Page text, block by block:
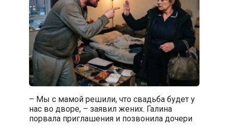
– Мы с мамой решили, что свадьба будет у
нас во дворе, – заявил жених. Галина
порвала приглашения и позвонила дочери